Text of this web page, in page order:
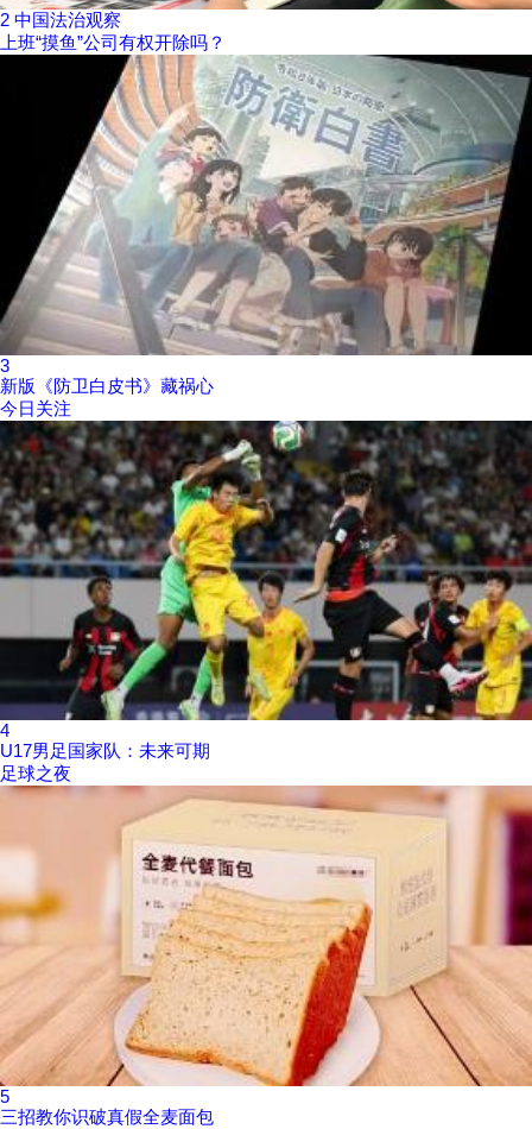
2 中国法治观察
上班“摸鱼”公司有权开除吗？
3
新版《防卫白皮书》藏祸心
今日关注
4
U17男足国家队：未来可期
足球之夜
5
三招教你识破真假全麦面包